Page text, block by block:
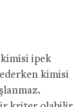
ipek
kimisi